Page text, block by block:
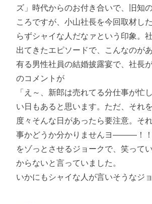
ズ」時代からのお付き合いで、旧知
ころですが、小山社長を今回取材し
らずシャイな人だなァという印象。
出てきたエピソードで、こんなのがあ
有る男性社員の結婚披露宴で、社長
のコメントが
「え～、新郎は売れてる分仕事が忙
い日もあると思います。ただ、それ
度々そんな日があったら要注意。そ
事かどうか分かりませんヨ―――！
をゾっとさせるジョークで、笑って
からないと言っていました。
いかにもシャイな人が言いそうなジ